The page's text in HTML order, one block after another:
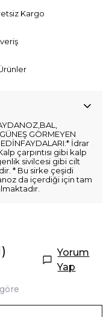
Kargo
GÖRMEYEN
İdrar
çarpıntısı gibi kalp
sivilcesi gibi cilt
* Bu sirke çeşidi
da içerdiği için tam
Yorum
Yap